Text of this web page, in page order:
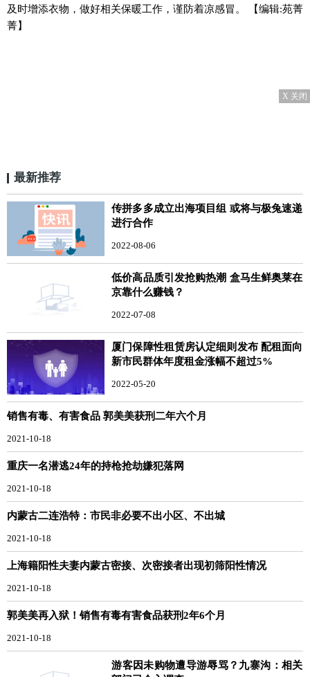
及时增添衣物，做好相关保暖工作，谨防着凉感冒。
【编辑:苑菁
菁】
X 关闭
最新推荐
传拼多多成立出海项目组 或将与极兔速递
进行合作
2022-08-06
低价高品质引发抢购热潮 盒马生鲜奥莱在
京靠什么赚钱？
2022-07-08
厦门保障性租赁房认定细则发布 配租面向
新市民群体年度租金涨幅不超过5%
2022-05-20
销售有毒、有害食品 郭美美获刑二年六个月
2021-10-18
重庆一名潜逃24年的持枪抢劫嫌犯落网
2021-10-18
内蒙古二连浩特：市民非必要不出小区、不出城
2021-10-18
上海籍阳性夫妻内蒙古密接、次密接者出现初筛阳性情况
2021-10-18
郭美美再入狱！销售有毒有害食品获刑2年6个月
2021-10-18
游客因未购物遭导游辱骂？九寨沟：相关